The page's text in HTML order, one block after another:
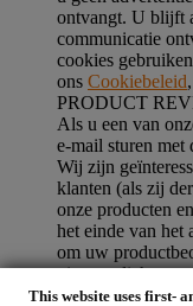
This website uses first-
ontvangt. U blijft
communicatie
cookies
ons Cookiebeleid,
PRODUCT
Als u een van
e-mail sturen met
Wij zijn
klanten (als zij
onze producten
het einde van het
om uw
niet verplicht, en
WHATSAPP